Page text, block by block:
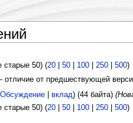
старые 50) (20| 50| 100| 250| 500)
отличие от предшествующей
Обсуждение| вклад) (44 байта)
старые 50) (20| 50| 100| 250| 500)